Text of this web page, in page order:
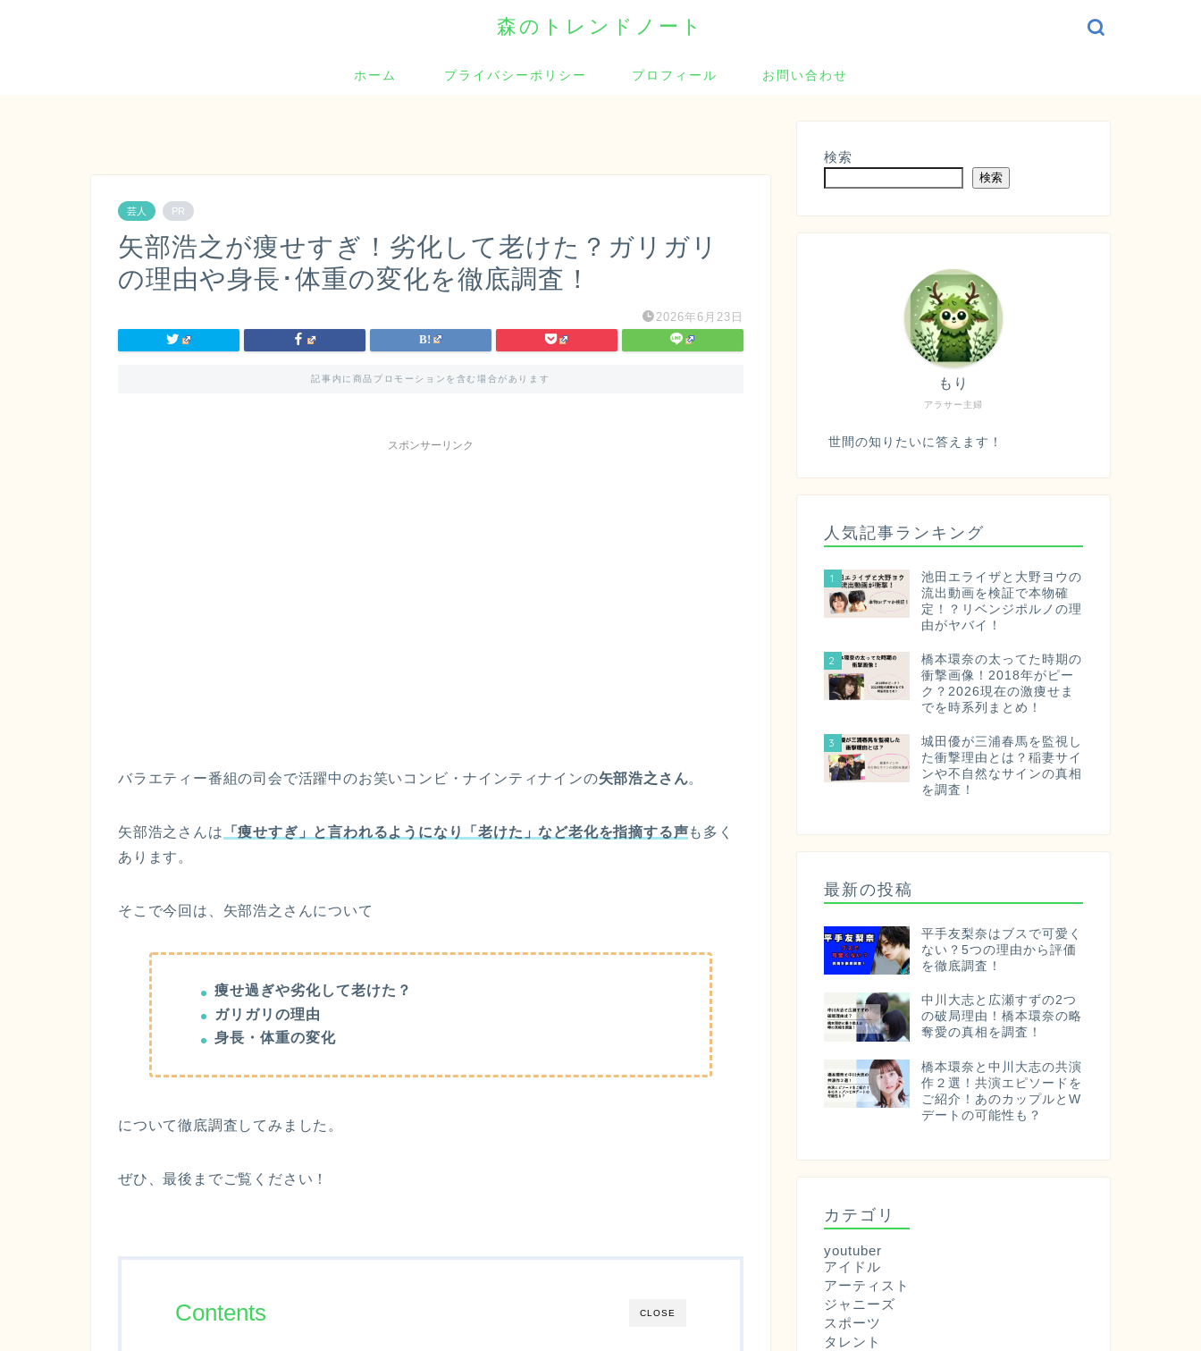
森のトレンドノート
ホーム プライバシーポリシー プロフィール お問い合わせ
芸人 PR
矢部浩之が痩せすぎ！劣化して老けた？ガリガリ
の理由や身長･体重の変化を徹底調査！
2026年6月23日
記事内に商品プロモーションを含む場合があります
スポンサーリンク
バラエティー番組の司会で活躍中のお笑いコンビ・ナインティナインの矢部浩之さん。
矢部浩之さんは 「痩せすぎ」と言われるようになり「老けた」など老化を指摘する声も多く
あります。
そこで今回は、矢部浩之さんについて
痩せ過ぎや劣化して老けた？
ガリガリの理由
身長・体重の変化
について徹底調査してみました。
ぜひ、最後までご覧ください！
CLOSE
Contents
検索
検索
アラサー主婦
もり
世間の知りたいに答えます！
人気記事ランキング
1
池田エライザと大野ヨウの
流出動画を検証で本物確
定！？リベンジポルノの理
由がヤバイ！
2
橋本環奈の太ってた時期の
衝撃画像！2018年がピー
ク？2026現在の激痩せま
でを時系列まとめ！
3
城田優が三浦春馬を監視し
た衝撃理由とは？稲妻サイ
ンや不自然なサインの真相
を調査！
最新の投稿
平手友梨奈はブスで可愛く
ない？5つの理由から評価
を徹底調査！
中川大志と広瀬すずの2つ
の破局理由！橋本環奈の略
奪愛の真相を調査！
橋本環奈と中川大志の共演
作２選！共演エピソードを
ご紹介！あのカップルとW
デートの可能性も？
カテゴリ
youtuber
アイドル
アーティスト
ジャニーズ
スポーツ
タレント